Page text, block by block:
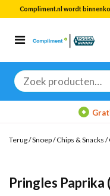
Compliment.nl wordt
Zoeken
naar:
Terug/Snoep/Chips & Snacks /
Pringles Paprika